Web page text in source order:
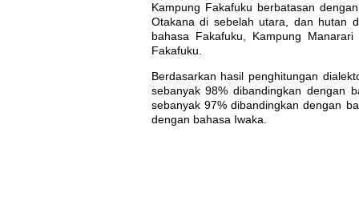
Kampung Fakafuku berbatasan
Otakana di sebelah utara, dan hutan
bahasa Fakafuku, Kampung
Fakafuku.
Berdasarkan hasil penghitungan
sebanyak 98% dibandingkan dengan
sebanyak 97% dibandingkan dengan
dengan bahasa Iwaka.